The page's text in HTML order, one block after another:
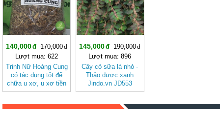
140,000
170,000
Lượt mua: 622
Trinh Nữ Hoàng Cung
có tác dụng tốt để
chữa u xơ, u xơ tiền
liệt tuyến, ung thư tử
dày JD007 -
145,000
190,000
Lượt mua: 896
Cây cỏ sữa lá nhỏ -
Thảo dược xanh
Jindo.vn JD553